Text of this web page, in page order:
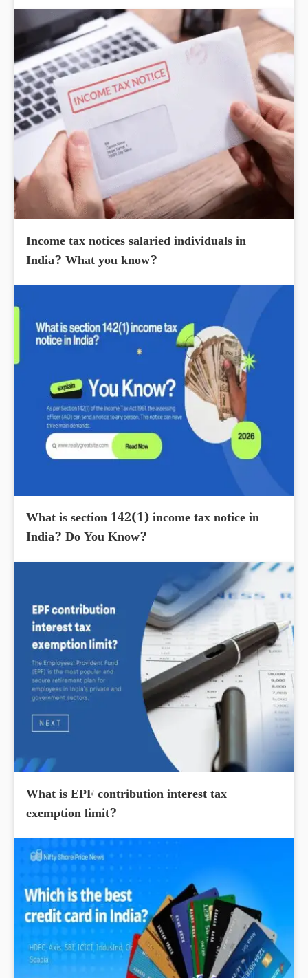
Income tax notices salaried individuals in
India? What you know?
What is section 142(1) income tax notice in
India? Do You Know?
What is EPF contribution interest tax
exemption limit?